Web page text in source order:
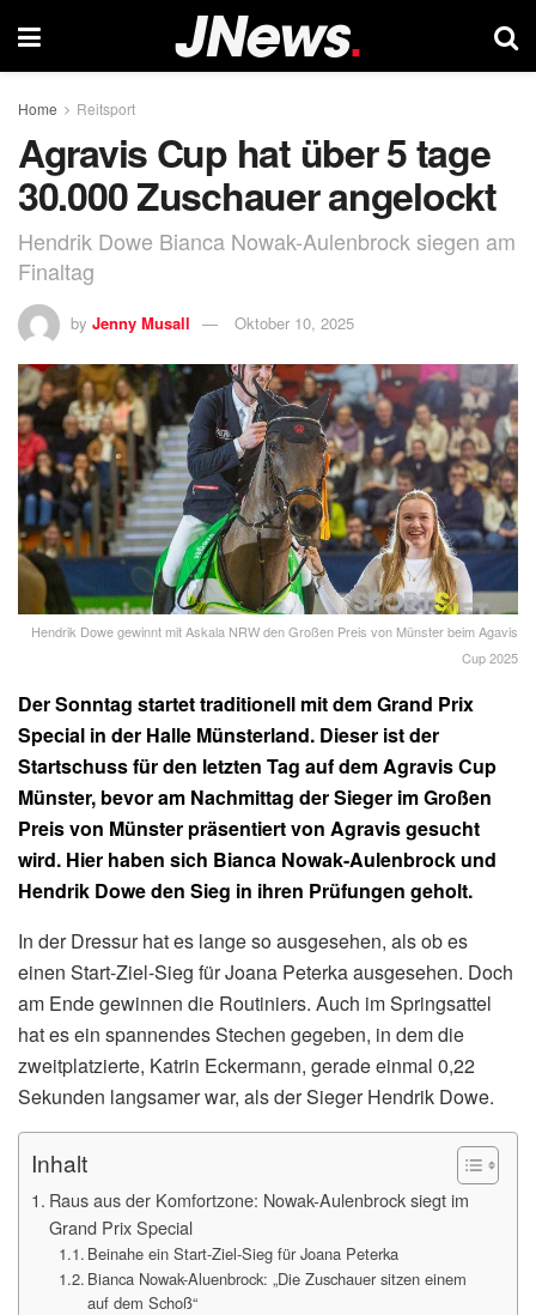
Home Reitsport
Agravis Cup hat über 5 tage
30.000 Zuschauer angelockt
Hendrik Dowe Bianca Nowak-Aulenbrock siegen am
Finaltag
by Jenny Musall Oktober 10, 2025
Hendrik Dowe gewinnt mit Askala NRW den Großen Preis von Münster beim Agavis
Cup 2025
Der Sonntag startet traditionell mit dem Grand Prix
Special in der Halle Münsterland. Dieser ist der
Startschuss für den letzten Tag auf dem Agravis Cup
Münster, bevor am Nachmittag der Sieger im Großen
Preis von Münster präsentiert von Agravis gesucht
wird. Hier haben sich Bianca Nowak-Aulenbrock und
Hendrik Dowe den Sieg in ihren Prüfungen geholt.
In der Dressur hat es lange so ausgesehen, als ob es
einen Start-Ziel-Sieg für Joana Peterka ausgesehen. Doch
am Ende gewinnen die Routiniers. Auch im Springsattel
hat es ein spannendes Stechen gegeben, in dem die
zweitplatzierte, Katrin Eckermann, gerade einmal 0,22
Sekunden langsamer war, als der Sieger Hendrik Dowe.
Inhalt
Raus aus der Komfortzone: Nowak-Aulenbrock siegt im
Grand Prix Special
Beinahe ein Start-Ziel-Sieg für Joana Peterka
Bianca Nowak-Aluenbrock: „Die Zuschauer sitzen einem
auf dem Schoß“